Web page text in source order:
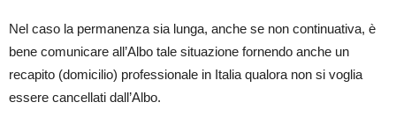
Nel caso la permanenza sia lunga, anche se non continuativa, è
bene comunicare all’Albo tale situazione fornendo anche un
recapito (domicilio) professionale in Italia qualora non si voglia
essere cancellati dall’Albo.